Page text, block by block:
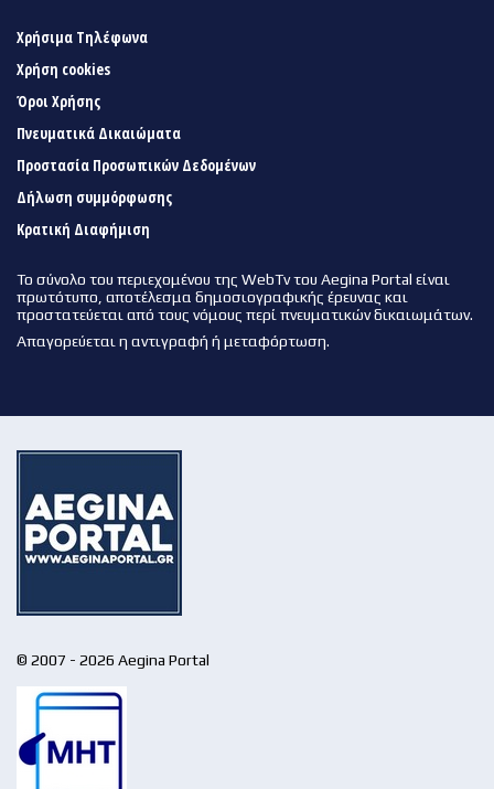
Χρήσιμα Τηλέφωνα
Χρήση cookies
Όροι Χρήσης
Πνευματικά Δικαιώματα
Προστασία Προσωπικών Δεδομένων
Δήλωση συμμόρφωσης
Κρατική Διαφήμιση
Το σύνολο του περιεχομένου της WebTv του Aegina Portal είναι
πρωτότυπο, αποτέλεσμα δημοσιογραφικής έρευνας και
προστατεύεται από τους νόμους περί πνευματικών δικαιωμάτων.
Απαγορεύεται η αντιγραφή ή μεταφόρτωση.
© 2007 - 2026 Aegina Portal